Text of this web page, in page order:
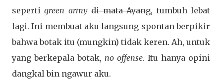
sepertigreen army di mata Ayang, tumbuh lebat
lagi. Ini membuat aku langsung spontan berpikir
bahwa botak itu (mungkin) tidak keren. Ah, untuk
yang berkepala botak, no offense. Itu hanya opini
dangkal bin ngawur aku.